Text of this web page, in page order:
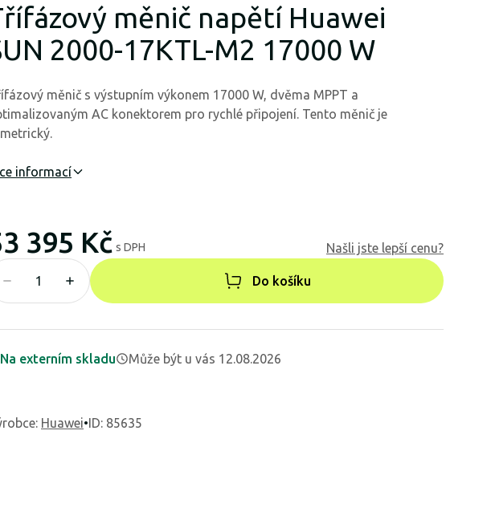
měnič napětí Huawei
2000-17KTL-M2 17000 W
měnič s výstupním výkonem 17000 W, dvěma MPPT a
AC konektorem pro rychlé připojení. Tento měnič je
informací
395 Kč s DPH Našli jste lepší cenu?
Do košíku
Na externím skladu Může být u vás 12.08.2026
: Huawei•ID: 85635